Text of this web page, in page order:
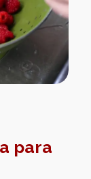
para